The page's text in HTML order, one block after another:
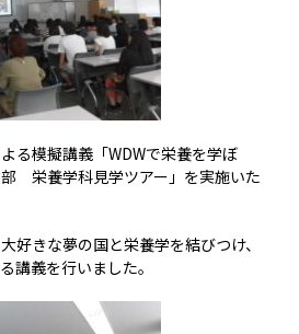
る模擬講義「WDWで栄養を学ぼ
栄養学科見学ツアー」を実施いた
好きな夢の国と栄養学を結びつけ、
講義を行いました。